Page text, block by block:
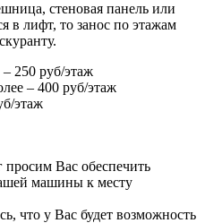
стеновая панель или
в лифт, то занос по этажам
250 руб/этаж
– 400 руб/этаж
этаж
просим Вас обеспечить
машины к месту
что у Вас будет возможность